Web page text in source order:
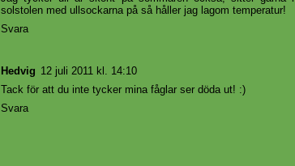
solstolen med ullsockarna på så håller jag lagom temperatur!
Svara
Hedvig 12 juli 2011 kl. 14:10
Tack för att du inte tycker mina fåglar ser döda ut! :)
Svara